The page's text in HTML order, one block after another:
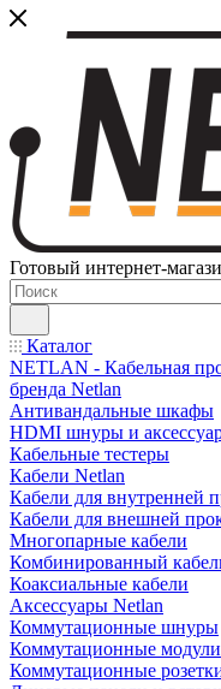
Готовый интернет-
Каталог
NETLAN - Кабельная
бренда Netlan
Антивандальные шкафы
HDMI шнуры и
Кабельные тестеры
Кабели Netlan
Кабели для внутренней
Кабели для внешней
Многопарные кабели
Комбинированный
Коаксиальные кабели
Аксессуары Netlan
Коммутационные шнуры
Коммутационные модули
Коммутационные